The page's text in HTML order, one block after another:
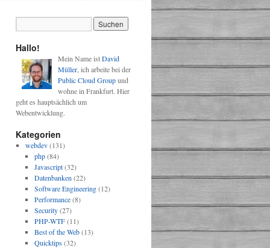
Hallo!
Mein Name istDavid
Müller , ich arbeite bei der
Public Cloud Groupund
wohne in Frankfurt. Hier
geht es hauptsächlich um
Webentwicklung.
Kategorien
webdev(131)
php(84)
Javascript(32)
Datenbanken (22)
Software Engineering(12)
Performance(8)
Security(27)
PHP-WTF(11)
Best of the Web(13)
Quicktips(32)